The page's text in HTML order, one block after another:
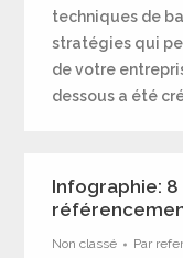
techniques de
stratégies qui
de votre
dessous a été
Infographie:
Non classé Par